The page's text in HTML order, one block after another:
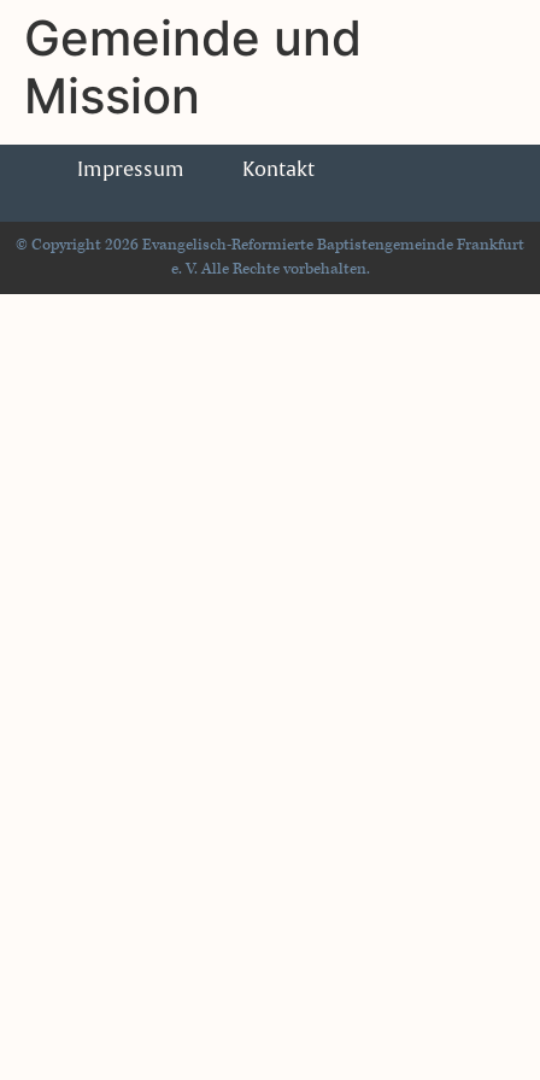
Gemeinde und
Mission
Impressum Kontakt
© Copyright 2026 Evangelisch-Reformierte Baptistengemeinde Frankfurt
e. V. Alle Rechte vorbehalten.